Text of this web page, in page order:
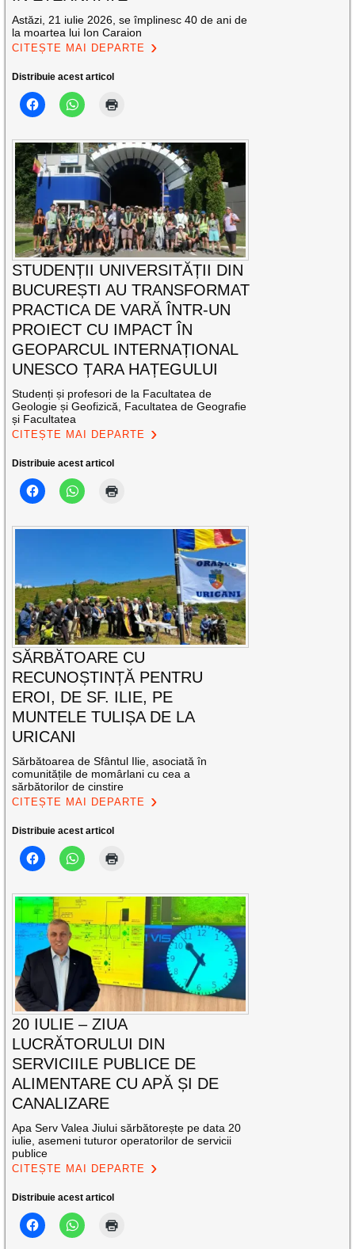
Astăzi, 21 iulie 2026, se împlinesc 40 de ani de
la moartea lui Ion Caraion
CITEȘTE MAI DEPARTE
Distribuie acest articol
STUDENȚII UNIVERSITĂȚII DIN
BUCUREȘTI AU TRANSFORMAT
PRACTICA DE VARĂ ÎNTR-UN
PROIECT CU IMPACT ÎN
GEOPARCUL INTERNAȚIONAL
UNESCO ȚARA HAȚEGULUI
Studenți și profesori de la Facultatea de
Geologie și Geofizică, Facultatea de Geografie
și Facultatea
CITEȘTE MAI DEPARTE
Distribuie acest articol
SĂRBĂTOARE CU
RECUNOȘTINȚĂ PENTRU
EROI, DE SF. ILIE, PE
MUNTELE TULIȘA DE LA
URICANI
Sărbătoarea de Sfântul Ilie, asociată în
comunitățile de momârlani cu cea a
sărbătorilor de cinstire
CITEȘTE MAI DEPARTE
Distribuie acest articol
20 IULIE – ZIUA
LUCRĂTORULUI DIN
SERVICIILE PUBLICE DE
ALIMENTARE CU APĂ ȘI DE
CANALIZARE
Apa Serv Valea Jiului sărbătorește pe data 20
iulie, asemeni tuturor operatorilor de servicii
publice
CITEȘTE MAI DEPARTE
Distribuie acest articol